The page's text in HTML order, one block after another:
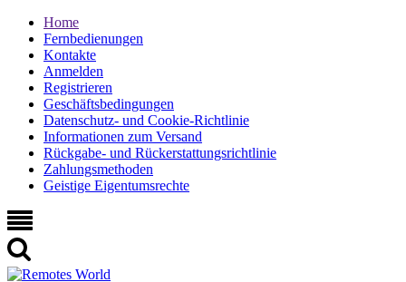
Home
Fernbedienungen
Kontakte
Anmelden
Registrieren
Geschäftsbedingungen
Datenschutz- und Cookie-Richtlinie
Informationen zum Versand
Rückgabe- und Rückerstattungsrichtlinie
Zahlungsmethoden
Geistige Eigentumsrechte